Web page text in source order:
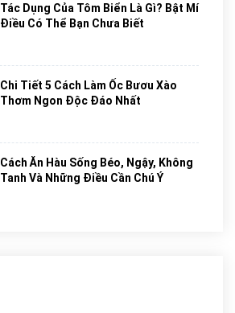
Tác Dụng Của Tôm Biển Là Gì? Bật Mí
Điều Có Thể Bạn Chưa Biết
Chi Tiết 5 Cách Làm Ốc Bươu Xào
Thơm Ngon Độc Đáo Nhất
Cách Ăn Hàu Sống Béo, Ngậy, Không
Tanh Và Những Điều Cần Chú Ý